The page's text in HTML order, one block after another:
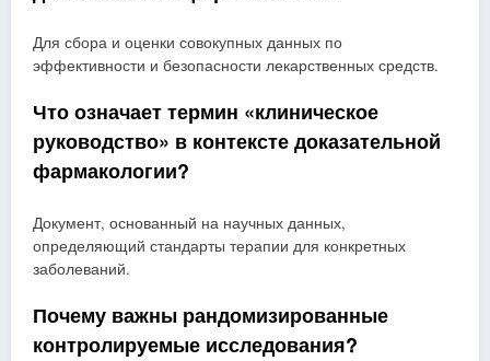
Для сбора и оценки совокупных данных по
эффективности и безопасности лекарственных средств.
Что означает термин «клиническое
руководство» в контексте доказательной
фармакологии?
Документ, основанный на научных данных,
определяющий стандарты терапии для конкретных
заболеваний.
Почему важны рандомизированные
контролируемые исследования?